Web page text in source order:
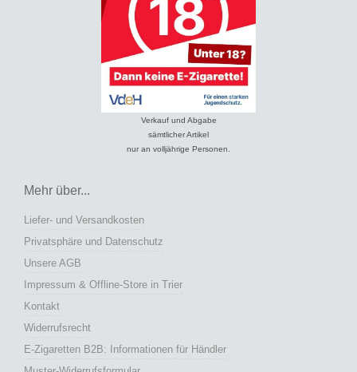
Verkauf und Abgabe
sämtlicher Artikel
nur an volljährige Personen.
Mehr über...
Liefer- und Versandkosten
Privatsphäre und Datenschutz
Unsere AGB
Impressum & Offline-Store in Trier
Kontakt
Widerrufsrecht
E-Zigaretten B2B: Informationen für Händler